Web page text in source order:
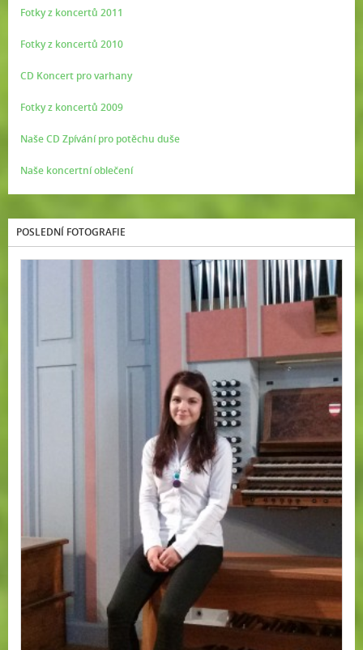
Fotky z koncertů 2011
Fotky z koncertů 2010
CD Koncert pro varhany
Fotky z koncertů 2009
Naše CD Zpívání pro potěchu duše
Naše koncertní oblečení
POSLEDNÍ FOTOGRAFIE